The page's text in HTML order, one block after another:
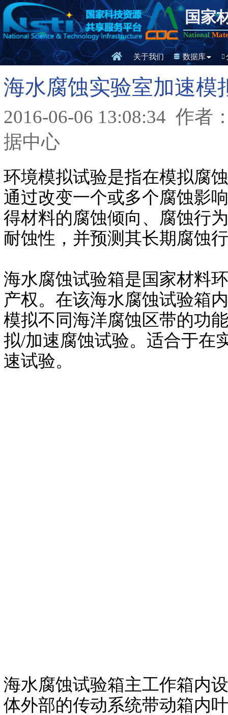
国家
National
关于我们 数据库
海水腐蚀实验室加速模
2016-06-06 13:08:34 作者
据中心
环境模拟试验是指在模拟腐
通过改变一个或多个腐蚀影
得材料的腐蚀倾向、腐蚀行
耐蚀性，并预测其长期腐蚀
海水腐蚀试验箱是国家材料
产权。在该海水腐蚀试验箱
模拟不同海洋腐蚀区带的功
拟/加速腐蚀试验。适合于在
速试验。
海水腐蚀试验箱主工作箱内
体外部的传动系统带动箱内